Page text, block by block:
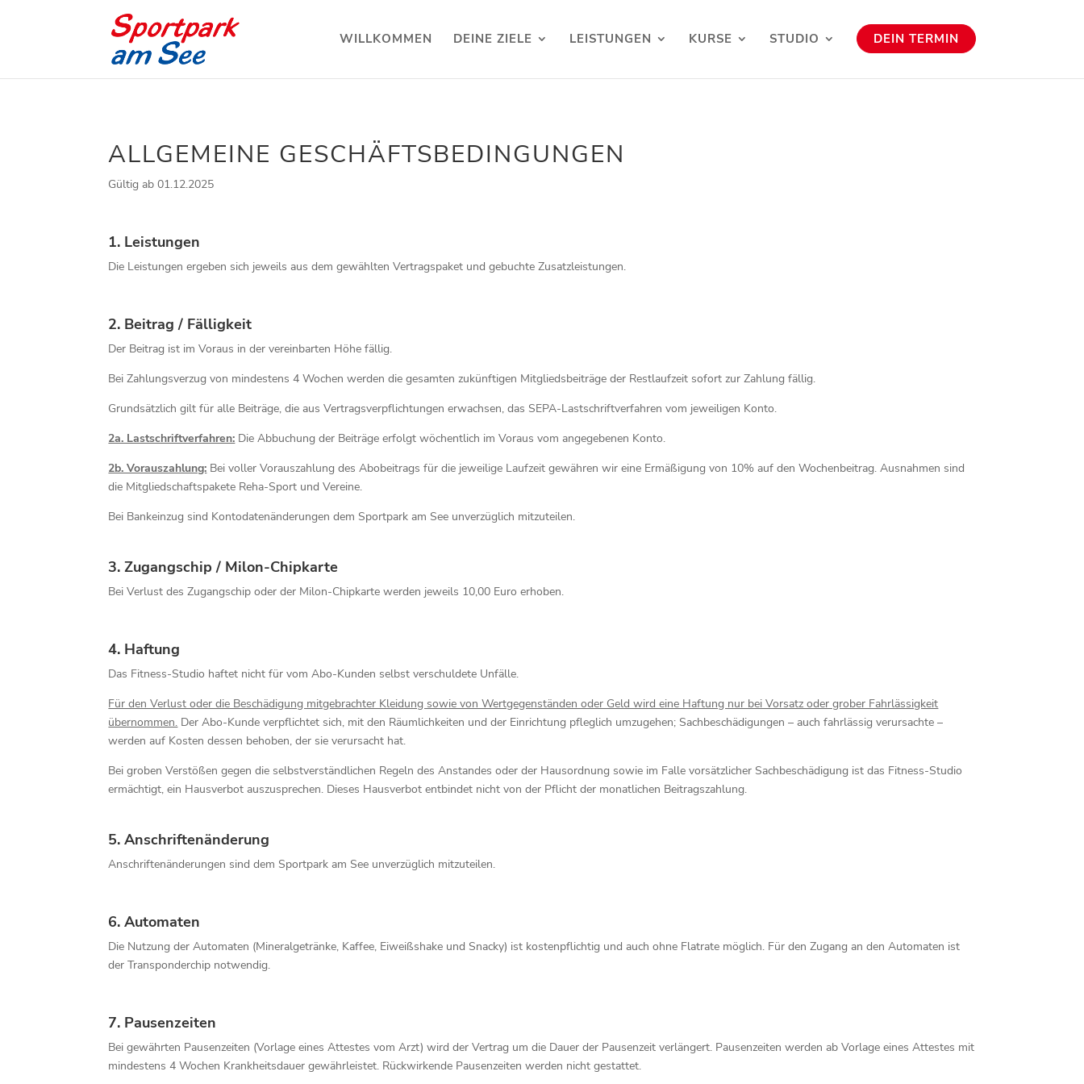
WILLKOMMEN DEINE ZIELE LEISTUNGEN KURSE STUDIO DEIN TERMIN
ALLGEMEINE GESCHÄFTSBEDINGUNGEN
Gültig ab 01.12.2025
1. Leistungen
Die Leistungen ergeben sich jeweils aus dem gewählten Vertragspaket und gebuchte Zusatzleistungen.
2. Beitrag / Fälligkeit
Der Beitrag ist im Voraus in der vereinbarten Höhe fällig.
Bei Zahlungsverzug von mindestens 4 Wochen werden die gesamten zukünftigen Mitgliedsbeiträge der Restlaufzeit sofort zur Zahlung fällig.
Grundsätzlich gilt für alle Beiträge, die aus Vertragsverpflichtungen erwachsen, das SEPA-Lastschriftverfahren vom jeweiligen Konto.
2a. Lastschriftverfahren: Die Abbuchung der Beiträge erfolgt wöchentlich im Voraus vom angegebenen Konto.
2b. Vorauszahlung: Bei voller Vorauszahlung des Abobeitrags für die jeweilige Laufzeit gewähren wir eine Ermäßigung von 10% auf den Wochenbeitrag. Ausnahmen sind
die Mitgliedschaftspakete Reha-Sport und Vereine.
Bei Bankeinzug sind Kontodatenänderungen dem Sportpark am See unverzüglich mitzuteilen.
3. Zugangschip / Milon-Chipkarte
Bei Verlust des Zugangschip oder der Milon-Chipkarte werden jeweils 10,00 Euro erhoben.
4. Haftung
Das Fitness-Studio haftet nicht für vom Abo-Kunden selbst verschuldete Unfälle.
Für den Verlust oder die Beschädigung mitgebrachter Kleidung sowie von Wertgegenständen oder Geld wird eine Haftung nur bei Vorsatz oder grober Fahrlässigkeit
übernommen. Der Abo-Kunde verpflichtet sich, mit den Räumlichkeiten und der Einrichtung pfleglich umzugehen; Sachbeschädigungen – auch fahrlässig verursachte –
werden auf Kosten dessen behoben, der sie verursacht hat.
Bei groben Verstößen gegen die selbstverständlichen Regeln des Anstandes oder der Hausordnung sowie im Falle vorsätzlicher Sachbeschädigung ist das Fitness-Studio
ermächtigt, ein Hausverbot auszusprechen. Dieses Hausverbot entbindet nicht von der Pflicht der monatlichen Beitragszahlung.
5. Anschriftenänderung
Anschriftenänderungen sind dem Sportpark am See unverzüglich mitzuteilen.
6. Automaten
Die Nutzung der Automaten (Mineralgetränke, Kaffee, Eiweißshake und Snacky) ist kostenpflichtig und auch ohne Flatrate möglich. Für den Zugang an den Automaten ist
der Transponderchip notwendig.
7. Pausenzeiten
Bei gewährten Pausenzeiten (Vorlage eines Attestes vom Arzt) wird der Vertrag um die Dauer der Pausenzeit verlängert. Pausenzeiten werden ab Vorlage eines Attestes mit
mindestens 4 Wochen Krankheitsdauer gewährleistet. Rückwirkende Pausenzeiten werden nicht gestattet.